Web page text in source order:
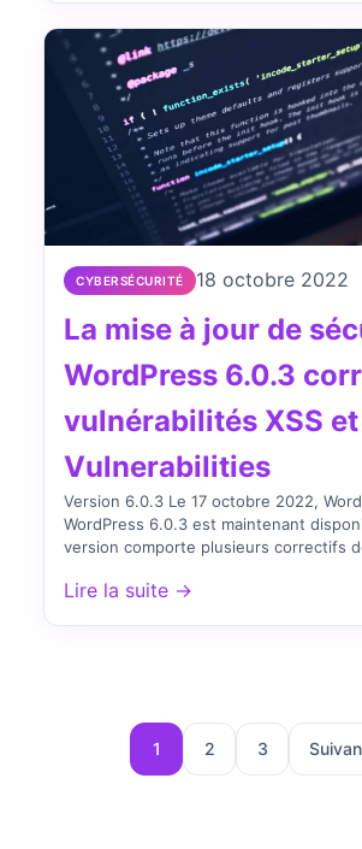
CYBERSÉCURITÉ 18 octobre 2022
La mise à jour de
WordPress 6.0.3
vulnérabilités XSS et
Vulnerabilities
Version 6.0.3 Le 17 octobre 2022,
WordPress 6.0.3 est maintenant
version comporte plusieurs correctifs
Lire la suite →
1 2 3